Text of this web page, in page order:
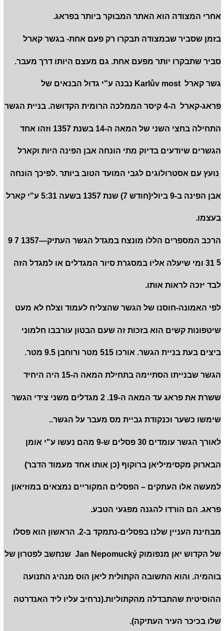
אחרי המצודה הוא האתר המבוקר ביותר בפראג.
בזמן שסביר שבמצודה תבקרו רק פעם אחת- בגשר קארל
סביר שתבקרו יותר מפעם אחת. גם מעצם היותו דרך מעבר.
גשר קארל Karlův most נבנה ע"י גדול הבנאים של
פראג-קארל ה-4 קיסר הממלכה הרומית הקדושה. בניית הגשר
התחילה בחצי השני של המאה ה-14 בשנת 1357 וזהו אחד
הגשרים שיודעים בדיוק מתי הונחה אבן הפינה היות וקארל
נועץ עם אסטרולוגים לגבי המועד הטוב ביותר .לפיכך הונחה
אבן הפינה ב-9 ביולי(חודש 7) שנת 1357 בשעה 5:31 ע"י קארל
בעצמו.
הרכב המספרים הללו מונצח במגדל הגשר העתיק—1357 7 9
5 31 ומי שיעלה אליו במסגרת סיור המגדלים או למגדל הזה
לבד יזכה לראות אותו.
לפי האמונה-חוסנו של הגשר שהצליח לעמוד וצלח לא מעט
שיטפונות קשים הוא בזכות זה שעם הבטון עורבבו חלמוני
ביצים בעת בניית הגשר. אורכו 515 מטר ורוחבן 9.5 מטר.
הגשר שבנייתו הסתיימה בתחילת המאה ה-15 היה היחיד
ששרת את פראג עד המאה ה-19. 2 מגדלים משני צידי הגשר
שימשו כשער וכנקודת גביית מס מעבר על הגשר..
לאורך הגשר עומדים 30 פסלים ש-9 מהם נעשו ע"י אומן
הבארוק מקסימיליאן ברוקוף (כן אותו אחד מעמוד הדבר)
למעשה אלו העתקים – הפסלים המקוריים נמצאים במוזיאון
פראג. הם הורדו להגנה מפגעי הטבע.
מבחינת העניין שלנו בפסלים-נתמקד ב-2. הראשון הוא פסלו
של הקדוש יאן מנפומוק Jan Nepomucký שנחשב לפטרון של
בוהמיה. והוא התשובה הקתולית ליאן הוס מנהיג התנועה
ההוסיטית שהתבדלה מהקתוליות.(נרחיב עליו ליד האנדרטה
שלו בכיכר העיר העתיקה).